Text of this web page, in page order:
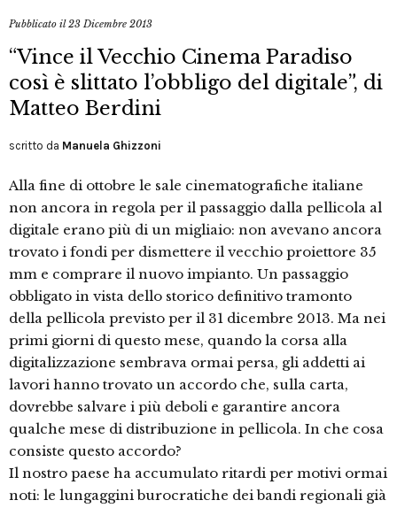
Pubblicato il23 Dicembre 2013
“Vince il Vecchio Cinema Paradiso
così è slittato l’obbligo del digitale”, di
Matteo Berdini
scritto da Manuela Ghizzoni
Alla fine di ottobre le sale cinematografiche italiane
non ancora in regola per il passaggio dalla pellicola al
digitale erano più di un migliaio: non avevano ancora
trovato i fondi per dismettere il vecchio proiettore 35
mm e comprare il nuovo impianto. Un passaggio
obbligato in vista dello storico definitivo tramonto
della pellicola previsto per il 31 dicembre 2013. Ma nei
primi giorni di questo mese, quando la corsa alla
digitalizzazione sembrava ormai persa, gli addetti ai
lavori hanno trovato un accordo che, sulla carta,
dovrebbe salvare i più deboli e garantire ancora
qualche mese di distribuzione in pellicola. In che cosa
consiste questo accordo?
Il nostro paese ha accumulato ritardi per motivi ormai
noti: le lungaggini burocratiche dei bandi regionali già